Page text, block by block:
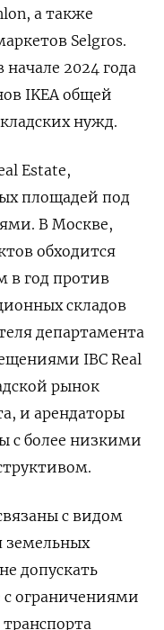
а также
Selgros.
2024 года
IKEA общей
нужд.
Estate,
площадей под
В Москве,
обходится
в год против
складов
департамента
IBC Real
рынок
и арендаторы
с более низкими
с видом
земельных
допускать
ограничениями